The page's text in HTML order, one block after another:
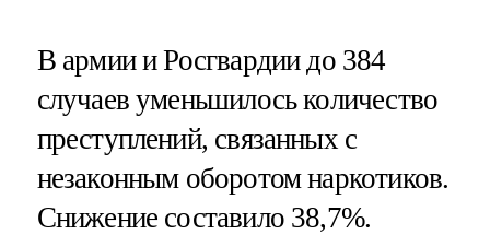
В армии и Росгвардии до 384
случаев уменьшилось количество
преступлений, связанных с
незаконным оборотом наркотиков.
Снижение составило 38,7%.